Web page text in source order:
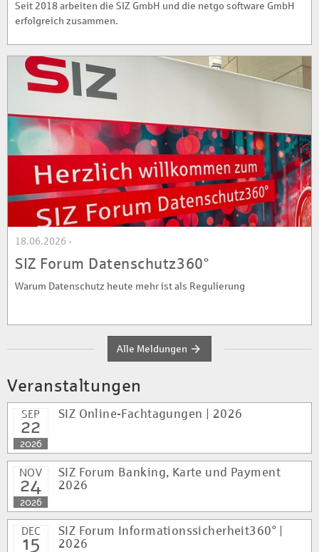
Seit 2018 arbeiten die SIZ GmbH und die netgo software GmbH
erfolgreich zusammen.
18.06.2026 -
SIZ Forum Datenschutz360°
Warum Datenschutz heute mehr ist als Regulierung
Alle Meldungen
Veranstaltungen
SEP
22
2026
SIZ Online-Fachtagungen | 2026
NOV
24
2026
SIZ Forum Banking, Karte und Payment
2026
DEC
15
SIZ Forum Informationssicherheit360° |
2026